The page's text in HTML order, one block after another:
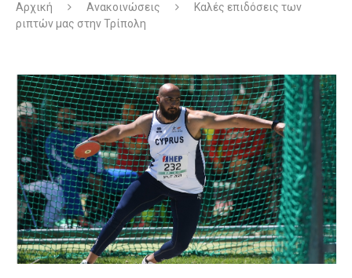
Αρχική Ανακοινώσεις
Καλές επιδόσεις των
ριπτών μας στην Τρίπολη